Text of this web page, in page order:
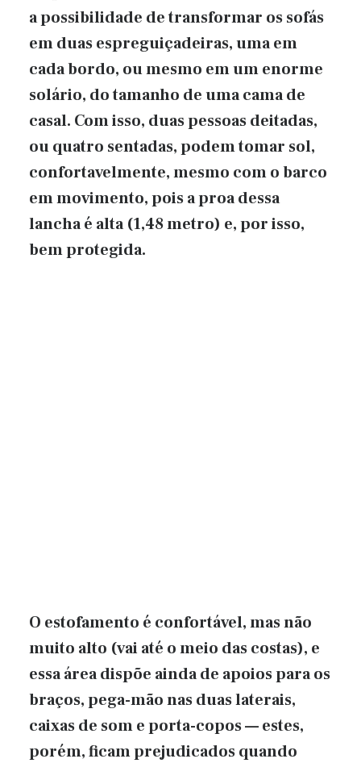
a possibilidade de transformar os sofás
em duas espreguiçadeiras, uma em
cada bordo, ou mesmo em um enorme
solário, do tamanho de uma cama de
casal. Com isso, duas pessoas deitadas,
ou quatro sentadas, podem tomar sol,
confortavelmente, mesmo com o barco
em movimento, pois a proa dessa
lancha é alta (1,48 metro) e, por isso,
bem protegida.
O estofamento é confortável, mas não
muito alto (vai até o meio das costas), e
essa área dispõe ainda de apoios para os
braços, pega-mão nas duas laterais,
caixas de som e porta-copos — estes,
porém, ficam prejudicados quando